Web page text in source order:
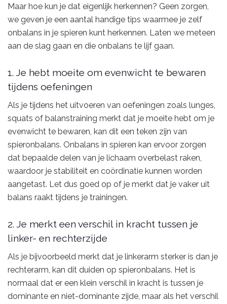
Maar hoe kun je dat eigenlijk herkennen? Geen zorgen,
we geven je een aantal handige tips waarmee je zelf
onbalans in je spieren kunt herkennen. Laten we meteen
aan de slag gaan en die onbalans te lijf gaan.
1. Je hebt moeite om evenwicht te bewaren
tijdens oefeningen
Als je tijdens het uitvoeren van oefeningen zoals lunges,
squats of balanstraining merkt dat je moeite hebt om je
evenwicht te bewaren, kan dit een teken zijn van
spieronbalans. Onbalans in spieren kan ervoor zorgen
dat bepaalde delen van je lichaam overbelast raken,
waardoor je stabiliteit en coördinatie kunnen worden
aangetast. Let dus goed op of je merkt dat je vaker uit
balans raakt tijdens je trainingen.
2. Je merkt een verschil in kracht tussen je
linker- en rechterzijde
Als je bijvoorbeeld merkt dat je linkerarm sterker is dan je
rechterarm, kan dit duiden op spieronbalans. Het is
normaal dat er een klein verschil in kracht is tussen je
dominante en niet-dominante zijde, maar als het verschil